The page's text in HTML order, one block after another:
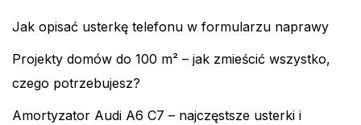
Jak opisać usterkę telefonu w formularzu naprawy
Projekty domów do 100 m² – jak zmieścić wszystko,
czego potrzebujesz?
Amortyzator Audi A6 C7 – najczęstsze usterki i